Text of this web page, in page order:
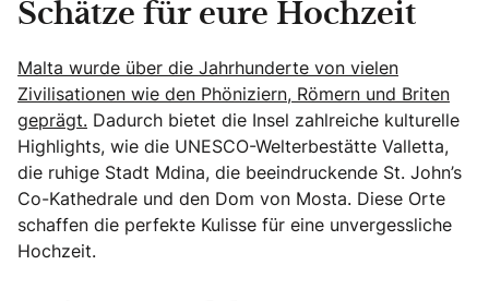
Schätze für eure Hochzeit
Malta wurde über die Jahrhunderte von vielen
Zivilisationen wie den Phöniziern, Römern und Briten
geprägt. Dadurch bietet die Insel zahlreiche kulturelle
Highlights, wie die UNESCO-Welterbestätte Valletta,
die ruhige Stadt Mdina, die beeindruckende St. John’s
Co-Kathedrale und den Dom von Mosta. Diese Orte
schaffen die perfekte Kulisse für eine unvergessliche
Hochzeit.